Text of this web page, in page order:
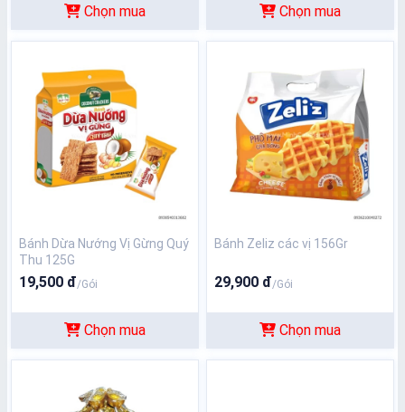
Chọn mua Chọn mua
Bánh Dừa Nướng Vị Gừng Quý
Thu 125G
19,500 đ/Gói
Chọn mua
Bánh Zeliz các vị 156Gr
29,900 đ/Gói
Chọn mua